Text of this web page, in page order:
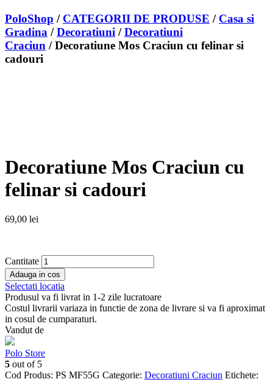
PoloShop / CATEGORII DE PRODUSE / Casa si
Gradina /Decoratiuni /Decoratiuni
Craciun / Decoratiune Mos Craciun cu felinar si
cadouri
Decoratiune Mos Craciun cu
felinar si cadouri
69,00 lei
Cantitate
Adauga in cos
Selectati locatia
Produsul va fi livrat in 1-2 zile lucratoare
Costul livrarii variaza in functie de zona de livrare si va fi aproximat
in cosul de cumparaturi.
Vandut de
Polo Store
5 out of 5
Cod Produs: PS MF55G Categorie: Decoratiuni Craciun Etichete: